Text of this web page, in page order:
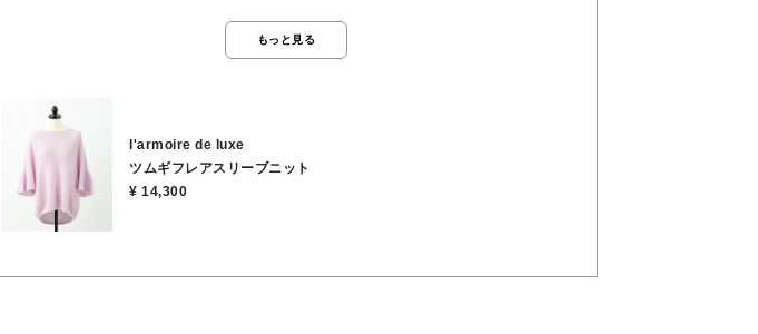
もっと見る
l'armoire de luxe
ツムギフレアスリーブニット
¥ 14,300